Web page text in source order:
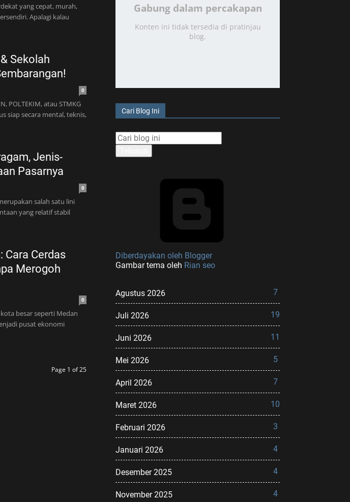
yang cepat, murah,
Apalagi kalau
Sekolah
0
POLTEKIM, atau STMKG
siap secara mental, teknis,
Jenis-
Pasarnya
0
salah satu lini
yang relatif stabil
Cara Cerdas
Merogoh
0
besar seperti Medan
pusat ekonomi
Page 1 of 25
Gabung dalam percakapan
Konten ini tidak tersedia di pratinjau
blog.
Cari Blog Ini
Diberdayakan oleh Blogger
Gambar tema oleh Rian seo
Agustus 2026 7
Juli 2026 19
Juni 2026 11
Mei 2026 5
April 2026 7
Maret 2026 10
Februari 2026 3
Januari 2026 4
Desember 2025 4
November 2025 4